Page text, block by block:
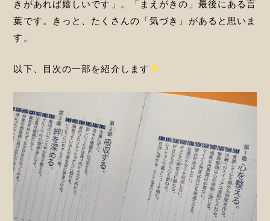
きがあれば嬉しいです」。「まえがきの」最後にある言
葉です。きっと、たくさんの「気づき」があると思いま
す。
以下、目次の一部を紹介します